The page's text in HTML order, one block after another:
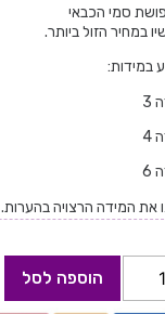
סמי הכבאי
במחיר הזול ביותר.
במידות:
3
4
6
את המידה הרצויה בהערות.
הוספה לסל